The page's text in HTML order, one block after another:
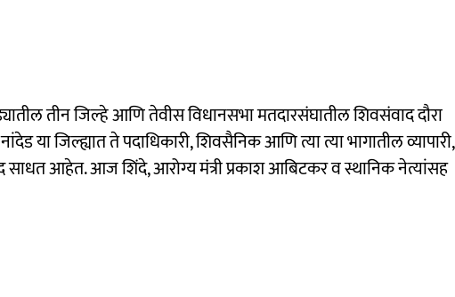
तीन जिल्हे आणि तेवीस विधानसभा मतदारसंघातील शिवसंवाद दौरा
या जिल्ह्यात ते पदाधिकारी, शिवसैनिक आणि त्या त्या भागातील व्यापारी,
साधत आहेत. आज शिंदे, आरोग्य मंत्री प्रकाश आबिटकर व स्थानिक नेत्यांसह